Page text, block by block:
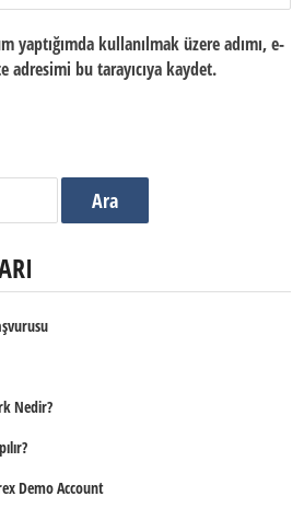
yaptığımda kullanılmak üzere adımı, e-
adresimi bu tarayıcıya kaydet.
Nedir?
Demo Account